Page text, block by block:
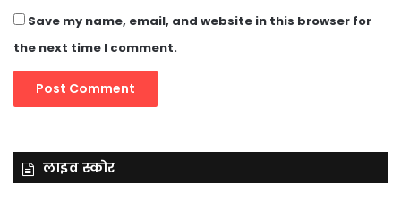
Save my name, email, and website in this browser for
the next time I comment.
लाइव स्कोर